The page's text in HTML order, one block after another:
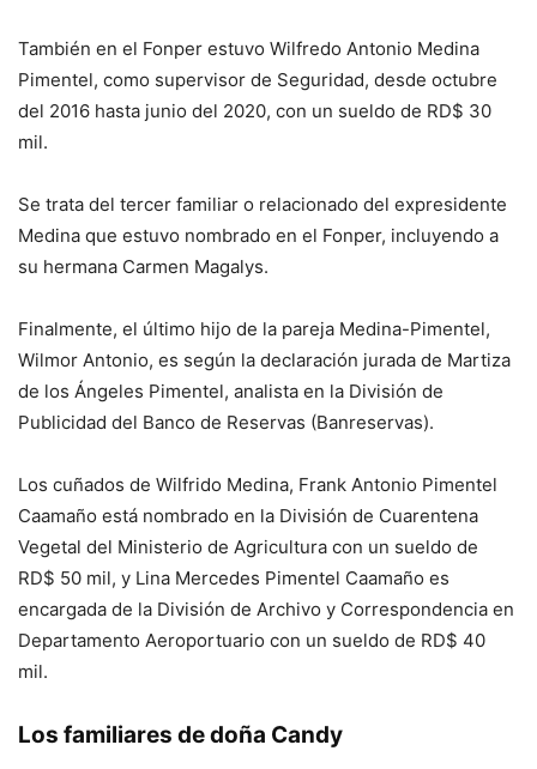
También en el Fonper estuvo Wilfredo Antonio Medina
Pimentel, como supervisor de Seguridad, desde octubre
del 2016 hasta junio del 2020, con un sueldo de RD$ 30
mil.
Se trata del tercer familiar o relacionado del expresidente
Medina que estuvo nombrado en el Fonper, incluyendo a
su hermana Carmen Magalys.
Finalmente, el último hijo de la pareja Medina-Pimentel,
Wilmor Antonio, es según la declaración jurada de Martiza
de los Ángeles Pimentel, analista en la División de
Publicidad del Banco de Reservas (Banreservas).
Los cuñados de Wilfrido Medina, Frank Antonio Pimentel
Caamaño está nombrado en la División de Cuarentena
Vegetal del Ministerio de Agricultura con un sueldo de
RD$ 50 mil, y Lina Mercedes Pimentel Caamaño es
encargada de la División de Archivo y Correspondencia en
Departamento Aeroportuario con un sueldo de RD$ 40
mil.
Los familiares de doña Candy